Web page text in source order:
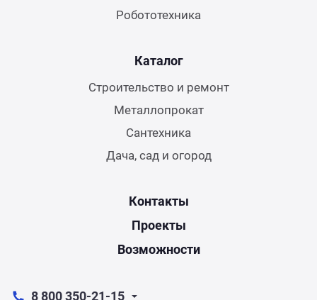
Робототехника
Каталог
Строительство и ремонт
Металлопрокат
Сантехника
Дача, сад и огород
Контакты
Проекты
Возможности
8 800 350-21-15